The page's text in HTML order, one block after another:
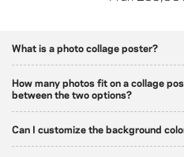
What is a photo collage poster?
How many photos fit on a collage
between the two options?
Can I customize the background